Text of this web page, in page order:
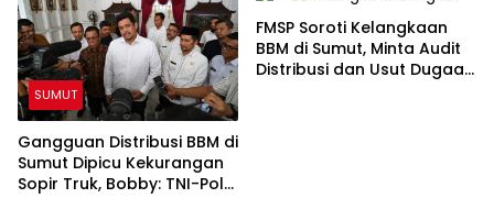
SUMUT
Gangguan Distribusi BBM di
Sumut Dipicu Kekurangan
Sopir Truk, Bobby: TNI-Polri
FMSP Soroti Kelangkaan
BBM di Sumut, Minta Audit
Distribusi dan Usut Dugaan